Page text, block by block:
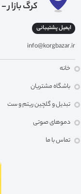
کرگ بازار -
ایمیل پشتیبانی
info@korgbazar.ir
خانه
باشگاه مشتریان
تبدیل و گلچین ریتم و ست
دموهای صوتی
تماس با ما